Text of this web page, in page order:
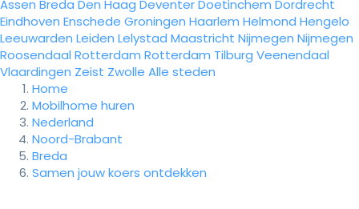
Assen Breda Den Haag DeventerDoetinchem Dordrecht
Eindhoven Enschede Groningen Haarlem Helmond Hengelo
Leeuwarden Leiden Lelystad Maastricht Nijmegen Nijmegen
Roosendaal Rotterdam Rotterdam Tilburg Veenendaal
Vlaardingen Zeist Zwolle Alle steden
Home
Mobilhome huren
Nederland
Noord-Brabant
Breda
Samen jouw koers ontdekken